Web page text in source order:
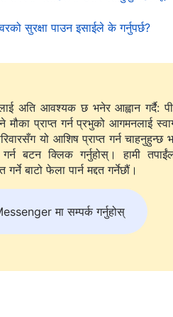
दिनुहुनेछ र दुष्टलाई दण्ड
गर्न र उहाँमा समर्पित हुनलाई
सत्यलाई प्रेम गर्नेहरू होऊन् वा
खुलासा गर्न सक्‍नुहुनेथिएन।
अनुसार छुट्ट्याउने,
छ भन्‍ने परमेश्‍वरलाई थाहा भए
त परै जाओस्। यसैले यो स्पष्ट छ
र प्रत्येकलाई तिनीहरूको आफ्नै
र गुप्त रूपमा आउनुपर्छ।
दिन र दुष्टलाई दण्ड दिने काम
कामलाई स्वीकार गरेका र शुद्ध
सुरक्षा पाउन इसाईले के गर्नुपर्छ?
अति आवश्यक छ भनेर आह्वान गर्दै:
मौका प्राप्त गर्न प्रभुको आगमनलाई
यो आशिष प्राप्त गर्न चाहनुहुन्छ
क्लिक गर्नुहोस्। हामी तपाईंलाई
बाटो फेला पार्न मद्दत गर्नेछौं।
मा सम्पर्क गर्नुहोस्